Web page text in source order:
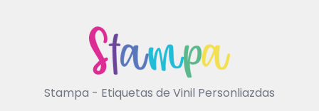
Stampa - Etiquetas de Vinil Personliazdas